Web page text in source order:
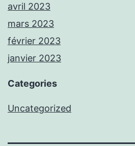
avril 2023
mars 2023
février 2023
janvier 2023
Categories
Uncategorized